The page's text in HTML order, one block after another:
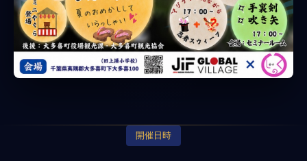
開催日時